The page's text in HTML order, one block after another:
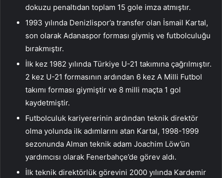
dokuzu penaltıdan toplam 15 gole imza atmıştır.
1993 yılında Denizlispor’a transfer olan İsmail Kartal,
son olarak Adanaspor forması giymiş ve futbolculuğu
bırakmıştır.
İlk kez 1982 yılında Türkiye U-21 takımına çağrılmıştır.
2 kez U-21 formasının ardından 6 kez A Milli Futbol
takımı forması giymiştir ve 8 milli maçta 1 gol
kaydetmiştir.
Futbolculuk kariyererinin ardından teknik direktör
olma yolunda ilk adımlarını atan Kartal, 1998-1999
sezonunda Alman teknik adam Joachim Löw’ün
yardımcısı olarak Fenerbahçe’de görev aldı.
İlk teknik direktörlük görevini 2000 yılında Kardemir